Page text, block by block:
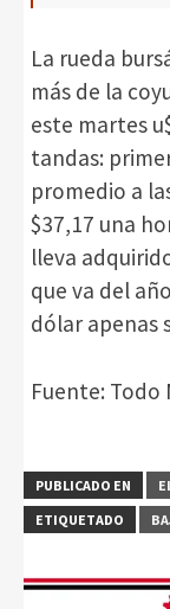
La rueda
más de la
este martes
tandas:
promedio a
$37,17 una
lleva
que va del
dólar apenas
Fuente: Todo
PUBLICADO EN
ETIQUETADO